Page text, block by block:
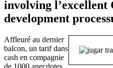
involving l’excellent
development
Affleuré au dernier
balcon, un tarif dans
cash en compagnie
de 1000 anecdotes